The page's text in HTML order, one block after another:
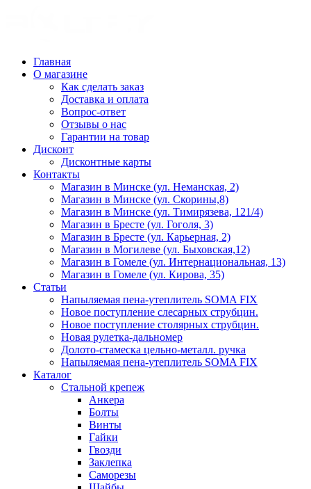
Главная
О магазине
Как сделать заказ
Доставка и оплата
Вопрос-ответ
Отзывы о нас
Гарантии на товар
Дисконт
Дисконтные карты
Контакты
Магазин в Минске (ул. Неманская, 2)
Магазин в Минске (ул. Скорины,8)
Магазин в Минске (ул. Тимирязева, 121/4)
Магазин в Бресте (ул. Гоголя, 3)
Магазин в Бресте (ул. Карьерная, 2)
Магазин в Могилеве (ул. Быховская,12)
Магазин в Гомеле (ул. Интернациональная, 13)
Магазин в Гомеле (ул. Кирова, 35)
Статьи
Напыляемая пена-утеплитель SOMA FIX
Новое поступление слесарных струбцин.
Новое поступление столярных струбцин.
Новая рулетка-дальномер
Долото-стамеска цельно-металл. ручка
Напыляемая пена-утеплитель SOMA FIX
Каталог
Стальной крепеж
Анкера
Болты
Винты
Гайки
Гвозди
Заклепка
Саморезы